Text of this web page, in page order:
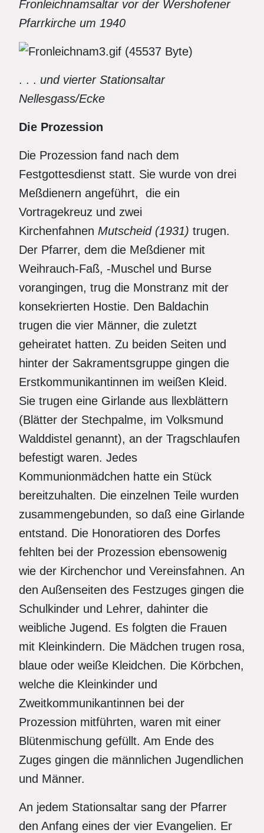
Fronleichnamsaltar vor der Wershofener
Pfarrkirche um 1940
. . . und vierter Stationsaltar
Nellesgass/Ecke
Die Prozession
Die Prozession fand nach dem
Festgottesdienst statt. Sie wurde von drei
Meßdienern angeführt, die ein
Vortragekreuz und zwei
Kirchenfahnen Mutscheid (1931) trugen.
Der Pfarrer, dem die Meßdiener mit
Weihrauch-Faß, -Muschel und Burse
vorangingen, trug die Monstranz mit der
konsekrierten Hostie. Den Baldachin
trugen die vier Männer, die zuletzt
geheiratet hatten. Zu beiden Seiten und
hinter der Sakramentsgruppe gingen die
Erstkommunikantinnen im weißen Kleid.
Sie trugen eine Girlande aus llexblättern
(Blätter der Stechpalme, im Volksmund
Walddistel genannt), an der Tragschlaufen
befestigt waren. Jedes
Kommunionmädchen hatte ein Stück
bereitzuhalten. Die einzelnen Teile wurden
zusammengebunden, so daß eine Girlande
entstand. Die Honoratioren des Dorfes
fehlten bei der Prozession ebensowenig
wie der Kirchenchor und Vereinsfahnen. An
den Außenseiten des Festzuges gingen die
Schulkinder und Lehrer, dahinter die
weibliche Jugend. Es folgten die Frauen
mit Kleinkindern. Die Mädchen trugen rosa,
blaue oder weiße Kleidchen. Die Körbchen,
welche die Kleinkinder und
Zweitkommunikantinnen bei der
Prozession mitführten, waren mit einer
Blütenmischung gefüllt. Am Ende des
Zuges gingen die männlichen Jugendlichen
und Männer.
An jedem Stationsaltar sang der Pfarrer
den Anfang eines der vier Evangelien. Er